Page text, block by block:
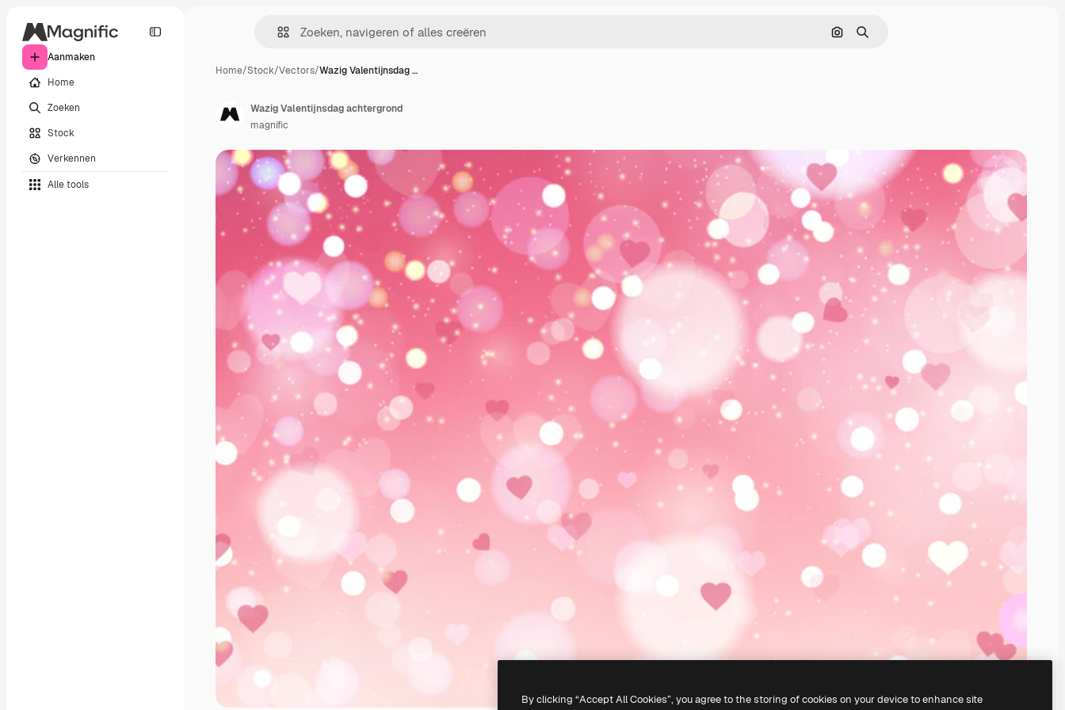
Aanmaken
Home
Zoeken
Stock
Verkennen
Alle tools
Zoeken op afbeelding
Zoeken
Home/Stock/Vectors/Wazig Valentijnsdag …
Wazig Valentijnsdag achtergrond
magnific
By clicking “Accept All Cookies”, you agree to the storing of cookies on your device to enhance site